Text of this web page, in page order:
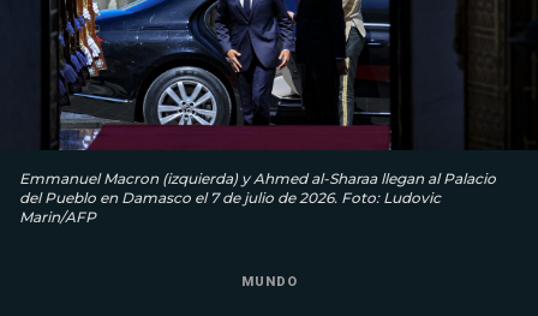
Emmanuel Macron (izquierda) y Ahmed al-Sharaa llegan al Palacio
del Pueblo en Damasco el 7 de julio de 2026. Foto: Ludovic
Marin/AFP
MUNDO